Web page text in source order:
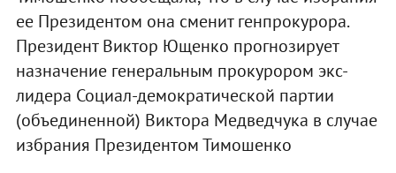
ее Президентом она сменит генпрокурора.
Президент Виктор Ющенко прогнозирует
назначение генеральным прокурором экс-
лидера Социал-демократической партии
(объединенной) Виктора Медведчука в случае
избрания Президентом Тимошенко